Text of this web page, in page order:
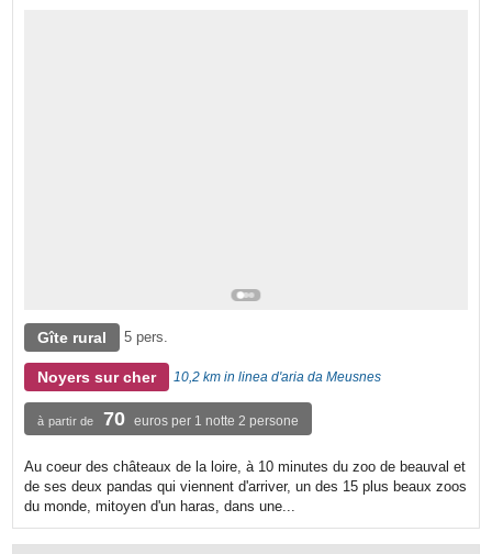
Gîte rural 5 pers.
Noyers sur cher 10,2 km in linea d'aria da Meusnes
à partir de 70 euros per 1 notte 2 persone
Au coeur des châteaux de la loire, à 10 minutes du zoo de beauval et
de ses deux pandas qui viennent d'arriver, un des 15 plus beaux zoos
du monde, mitoyen d'un haras, dans une...